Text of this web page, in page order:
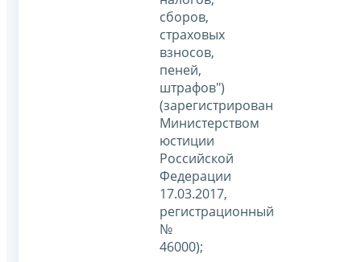
сборов,
страховых
взносов,
пеней,
штрафов")
(зарегистрирован
Министерством
юстиции
Российской
Федерации
17.03.2017,
регистрационный
№
46000);